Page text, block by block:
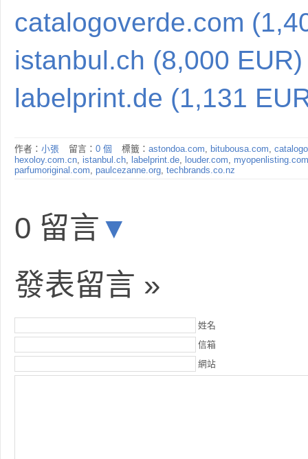
catalogoverde.com
istanbul.ch (8,000 EUR)
labelprint.de (1,131
作者： 小張 留言： 0 個 標籤： astondoa.com, bitubousa.com,
hexoloy.com.cn, istanbul.ch, labelprint.de, louder.com, myopenlisting.com
parfumoriginal.com, paulcezanne.org, techbrands.co.nz
0 留言 ▼
發表留言 »
姓名
信箱
網站